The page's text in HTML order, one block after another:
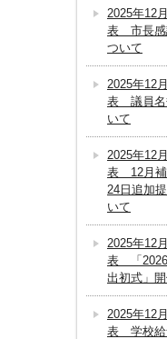
2025年12
表 市長感
ついて
2025年12
表 議員名
いて
2025年12
表 12月補
24日追加
いて
2025年12
表 「2026
出初式」
2025年12
表 学校給